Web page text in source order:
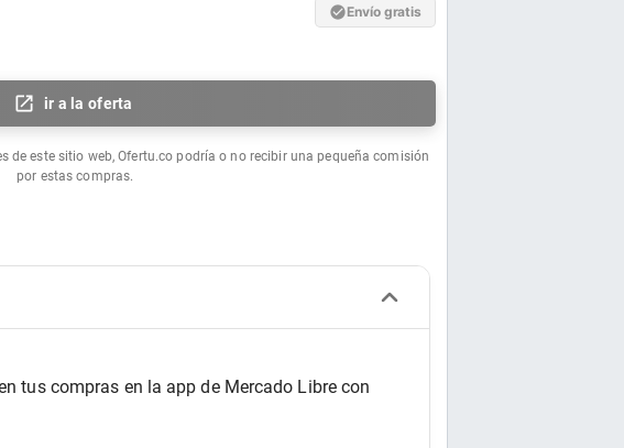
Envío gratis
ir a la oferta
de este sitio web, Ofertu.co podría o no recibir una pequeña comisión
por estas compras.
tus compras en la app de Mercado Libre con